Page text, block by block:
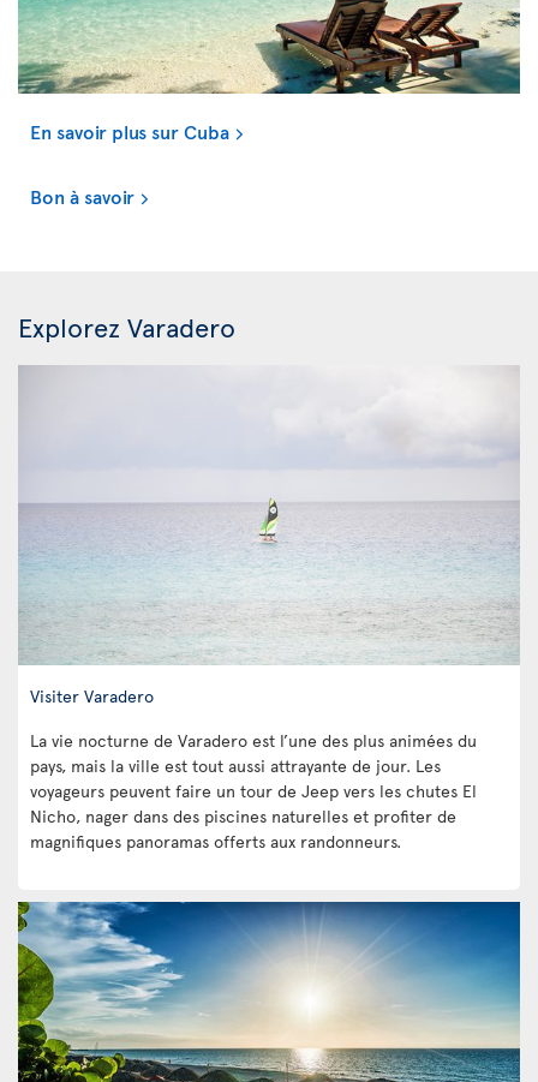
En savoir plus sur Cuba
Bon à savoir
Explorez Varadero
Visiter Varadero
La vie nocturne de Varadero est l’une des plus animées du
pays, mais la ville est tout aussi attrayante de jour. Les
voyageurs peuvent faire un tour de Jeep vers les chutes El
Nicho, nager dans des piscines naturelles et profiter de
magnifiques panoramas offerts aux randonneurs.